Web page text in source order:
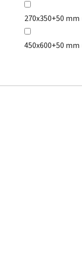
270x350+50 mm
450x600+50 mm